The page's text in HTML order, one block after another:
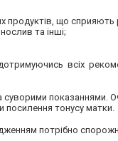
продуктів, що
та інші;
всіх
суворими
посилення тонусу матки.
потрібно